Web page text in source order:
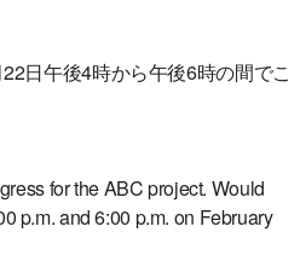
日午後4時から午後6時の間でこ
for the ABC project. Would
p.m. and 6:00 p.m. on February